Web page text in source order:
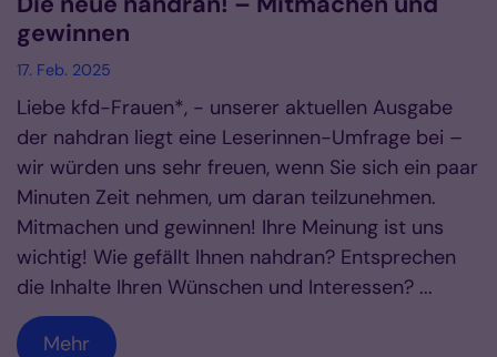
gewinnen
17. Feb. 2025
Liebe kfd-Frauen*, - unserer aktuellen Ausgabe
der nahdran liegt eine Leserinnen-Umfrage bei –
wir würden uns sehr freuen, wenn Sie sich ein paar
Minuten Zeit nehmen, um daran teilzunehmen.
Mitmachen und gewinnen! Ihre Meinung ist uns
wichtig! Wie gefällt Ihnen nahdran? Entsprechen
die Inhalte Ihren Wünschen und Interessen? ...
Mehr